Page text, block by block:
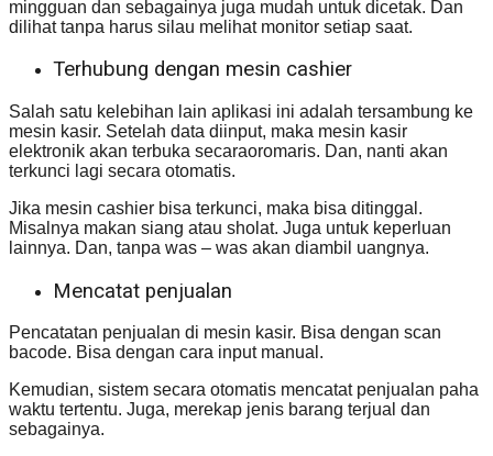
mingguan dan sebagainya juga mudah untuk dicetak. Dan
dilihat tanpa harus silau melihat monitor setiap saat.
Terhubung dengan mesin cashier
Salah satu kelebihan lain aplikasi ini adalah tersambung ke
mesin kasir. Setelah data diinput, maka mesin kasir
elektronik akan terbuka secaraoromaris. Dan, nanti akan
terkunci lagi secara otomatis.
Jika mesin cashier bisa terkunci, maka bisa ditinggal.
Misalnya makan siang atau sholat. Juga untuk keperluan
lainnya. Dan, tanpa was – was akan diambil uangnya.
Mencatat penjualan
Pencatatan penjualan di mesin kasir. Bisa dengan scan
bacode. Bisa dengan cara input manual.
Kemudian, sistem secara otomatis mencatat penjualan paha
waktu tertentu. Juga, merekap jenis barang terjual dan
sebagainya.